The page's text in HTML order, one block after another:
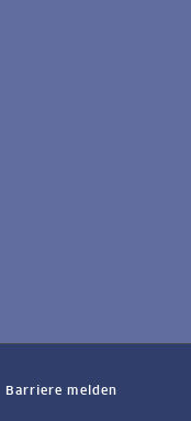
Barriere melden